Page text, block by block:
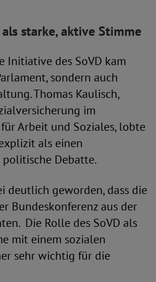
starke, aktive Stimme
Initiative des SoVD kam
sondern auch
Thomas Kaulisch,
im
Arbeit und Soziales, lobte
als einen
Debatte.
deutlich geworden, dass die
Bundeskonferenz aus der
Die Rolle des SoVD als
mit einem sozialen
sehr wichtig für die